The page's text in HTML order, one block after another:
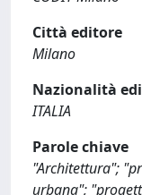
Città editore
Milano
Nazionalità
ITALIA
Parole chiave
"Architettura";
urbana";